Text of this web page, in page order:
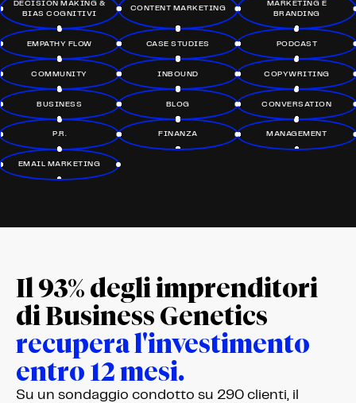
DECISION MAKING &
BIAS COGNITIVI
CONTENT MARKETING
MARKETING E
BRANDING
EMPATHY FLOW CASE STUDIES PODCAST
COMMUNITY INBOUND COPYWRITING
BUSINESS BLOG CONVERSATION
P.R. FINANZA MANAGEMENT
EMAIL MARKETING
Il 93% degli imprenditori
di Business Genetics
recupera l'investimento
entro 12 mesi.
Su un sondaggio condotto su 290 clienti, il